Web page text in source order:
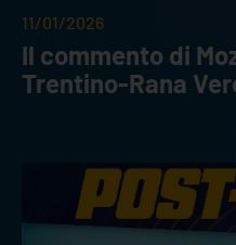
11/01/2026
Il commento di
Trentino-Rana